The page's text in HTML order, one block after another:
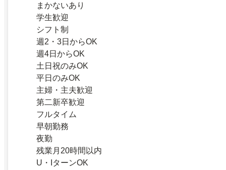
まかないあり
学生歓迎
シフト制
週2・3日からOK
週4日からOK
土日祝のみOK
平日のみOK
主婦・主夫歓迎
第二新卒歓迎
フルタイム
早朝勤務
夜勤
残業月20時間以内
U・IターンOK